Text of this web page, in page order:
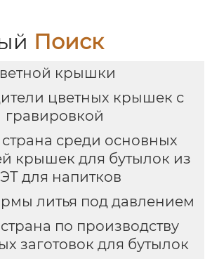
Поиск
крышки
цветных крышек с
гравировкой
среди основных
крышек для бутылок из
для напитков
литья под давлением
по производству
заготовок для бутылок